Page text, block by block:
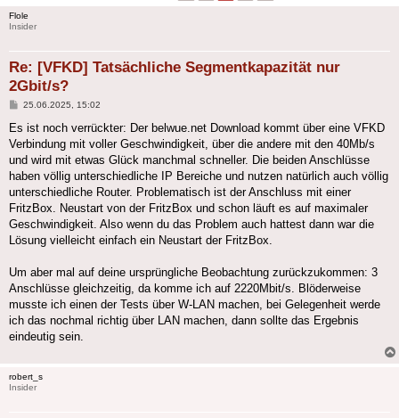
Flole
Insider
Re: [VFKD] Tatsächliche Segmentkapazität nur
2Gbit/s?
Beitrag
25.06.2025, 15:02
Es ist noch verrückter: Der belwue.net Download kommt über eine VFKD
Verbindung mit voller Geschwindigkeit, über die andere mit den 40Mb/s
und wird mit etwas Glück manchmal schneller. Die beiden Anschlüsse
haben völlig unterschiedliche IP Bereiche und nutzen natürlich auch völlig
unterschiedliche Router. Problematisch ist der Anschluss mit einer
FritzBox. Neustart von der FritzBox und schon läuft es auf maximaler
Geschwindigkeit. Also wenn du das Problem auch hattest dann war die
Lösung vielleicht einfach ein Neustart der FritzBox.
Um aber mal auf deine ursprüngliche Beobachtung zurückzukommen: 3
Anschlüsse gleichzeitig, da komme ich auf 2220Mbit/s. Blöderweise
musste ich einen der Tests über W-LAN machen, bei Gelegenheit werde
ich das nochmal richtig über LAN machen, dann sollte das Ergebnis
eindeutig sein.
robert_s
Insider